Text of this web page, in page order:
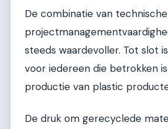
De combinatie van
steeds waardevoller. Tot slot
voor iedereen die betrokken
productie van plastic
De druk om gerecyclede